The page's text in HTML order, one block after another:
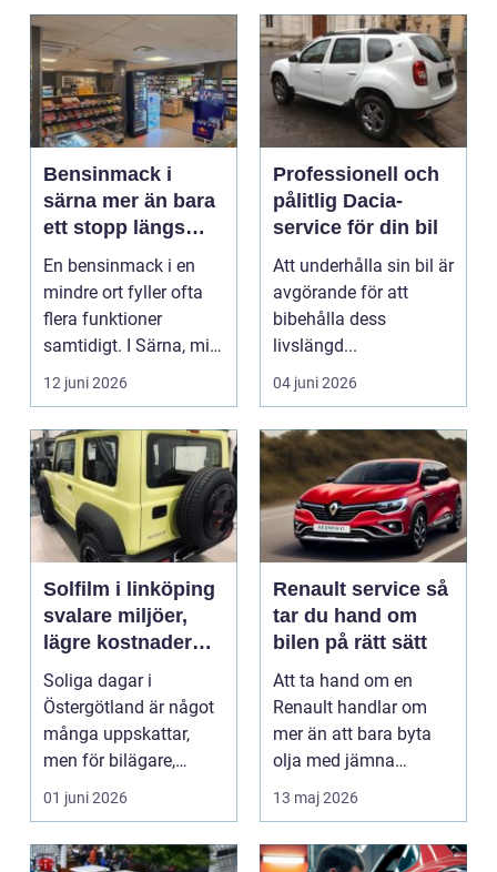
Bensinmack i
särna mer än bara
ett stopp längs
vägen
En bensinmack i en
mindre ort fyller ofta
flera funktioner
samtidigt. I Särna, mitt
i norra Dalarna,...
12 juni 2026
Professionell och
pålitlig Dacia-
service för din bil
Att underhålla sin bil är
avgörande för att
bibehålla dess
livslängd...
04 juni 2026
Solfilm i linköping
svalare miljöer,
lägre kostnader
och bättre komfort
Soliga dagar i
Östergötland är något
många uppskattar,
men för bilägare,
båtägare och
fastighetsförv...
01 juni 2026
Renault service så
tar du hand om
bilen på rätt sätt
Att ta hand om en
Renault handlar om
mer än att bara byta
olja med jämna
mellanrum. För många
biläga...
13 maj 2026